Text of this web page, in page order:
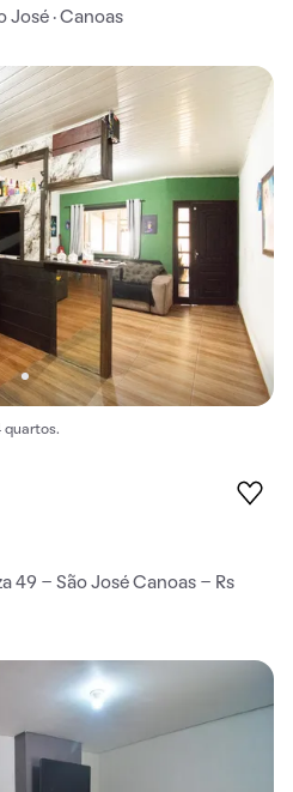
José · Canoas
quartos.
49 - São José Canoas - Rs